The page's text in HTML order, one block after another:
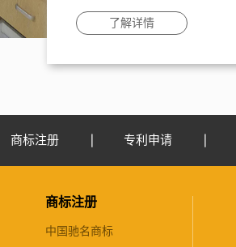
了解详情
商标注册 专利申请
商标注册
中国驰名商标